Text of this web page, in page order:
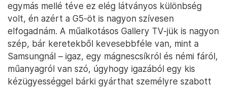
egymás mellé téve ez elég látványos különbség
volt, én azért a G5-öt is nagyon szívesen
elfogadnám. A műalkotásos Gallery TV-jük is nagyon
szép, bár keretekből kevesebbféle van, mint a
Samsungnál – igaz, egy mágnescsíkról és némi fáról,
műanyagról van szó, úgyhogy igazából egy kis
kézügyességgel bárki gyárthat személyre szabott